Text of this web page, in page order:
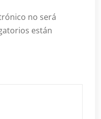
no será
están